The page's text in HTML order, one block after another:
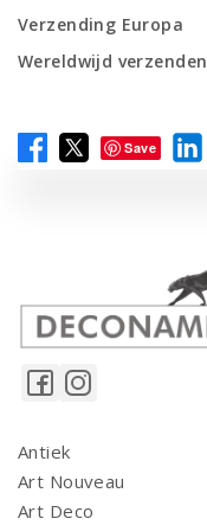
Verzending Europa
Wereldwijd verzenden
Save
Antiek
Art Nouveau
Art Deco